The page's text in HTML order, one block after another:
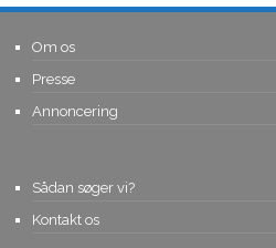
Om os
Presse
Annoncering
Sådan søger vi?
Kontakt os